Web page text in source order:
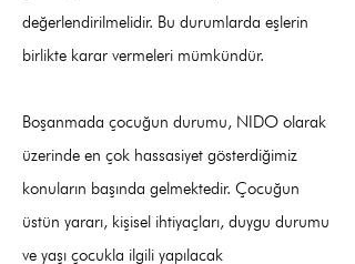
değerlendirilmelidir. Bu durumlarda eşlerin
birlikte karar vermeleri mümkündür.
Boşanmada çocuğun durumu, NIDO olarak
üzerinde en çok hassasiyet gösterdiğimiz
konuların başında gelmektedir. Çocuğun
üstün yararı, kişisel ihtiyaçları, duygu durumu
ve yaşı çocukla ilgili yapılacak